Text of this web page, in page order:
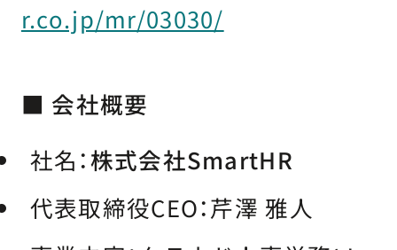
r.co.jp/mr/03030/
■ 会社概要
社名：株式会社SmartHR
代表取締役CEO：芹澤 雅人